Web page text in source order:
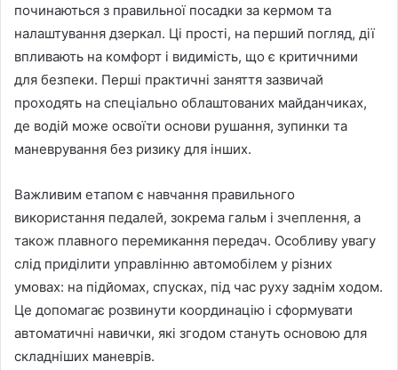
починаються з правильної посадки за кермом та
налаштування дзеркал. Ці прості, на перший погляд, дії
впливають на комфорт і видимість, що є критичними
для безпеки. Перші практичні заняття зазвичай
проходять на спеціально облаштованих майданчиках,
де водій може освоїти основи рушання, зупинки та
маневрування без ризику для інших.
Важливим етапом є навчання правильного
використання педалей, зокрема гальм і зчеплення, а
також плавного перемикання передач. Особливу увагу
слід приділити управлінню автомобілем у різних
умовах: на підйомах, спусках, під час руху заднім ходом.
Це допомагає розвинути координацію і сформувати
автоматичні навички, які згодом стануть основою для
складніших маневрів.